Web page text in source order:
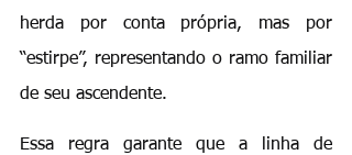
herda por conta própria, mas por
“estirpe”, representando o ramo familiar
de seu ascendente.
Essa regra garante que a linha de